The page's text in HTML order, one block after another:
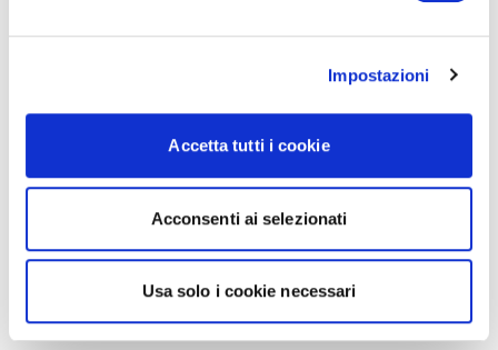
Impostazioni
Accetta tutti i cookie
Acconsenti ai selezionati
Usa solo i cookie necessari